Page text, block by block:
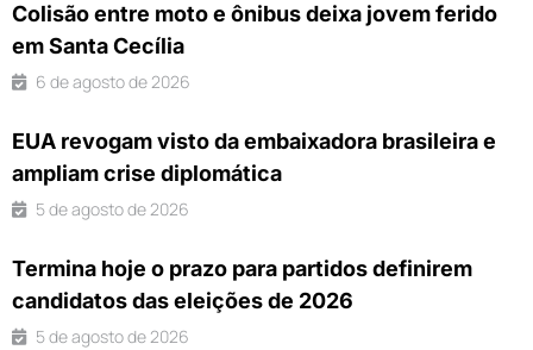
Colisão entre moto e ônibus deixa jovem ferido
em Santa Cecília
6 de agosto de 2026
EUA revogam visto da embaixadora brasileira e
ampliam crise diplomática
5 de agosto de 2026
Termina hoje o prazo para partidos definirem
candidatos das eleições de 2026
5 de agosto de 2026